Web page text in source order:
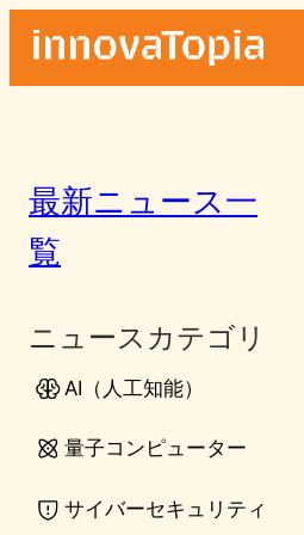
最新ニュース一
覧
ニュースカテゴリ
AI（人工知能）
量子コンピューター
サイバーセキュリティ